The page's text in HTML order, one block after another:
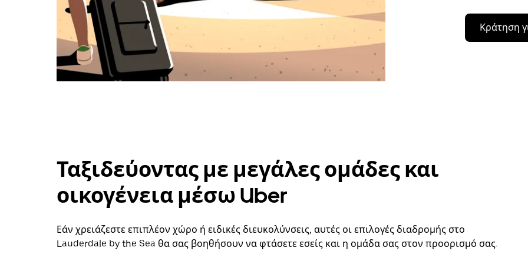
Κράτηση
Ταξιδεύοντας με μεγάλες ομάδες και
οικογένεια μέσω Uber
Εάν χρειάζεστε επιπλέον χώρο ή ειδικές διευκολύνσεις, αυτές οι επιλογές διαδρομής στο
Lauderdale by the Sea θα σας βοηθήσουν να φτάσετε εσείς και η ομάδα σας στον προορισμό σας.